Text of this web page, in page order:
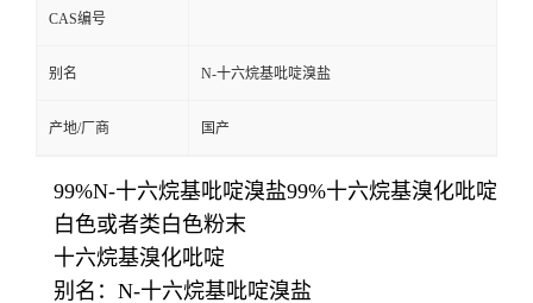
CAS编号
别名 N-十六烷基吡啶溴盐
产地/厂商 国产
99%N-十六烷基吡啶溴盐99%十六烷基溴化吡啶
白色或者类白色粉末
十六烷基溴化吡啶
别名：N-十六烷基吡啶溴盐